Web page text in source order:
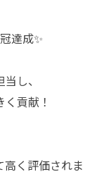
達成✨
し、
貢献！
く評価されま